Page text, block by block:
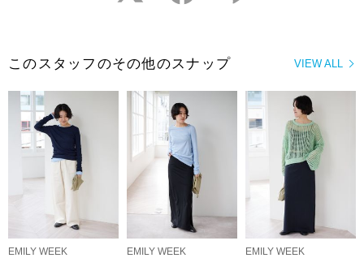
VIEW ALL
このスタッフのその他のスナップ
EMILY WEEK
EMILY WEEK
EMILY WEEK